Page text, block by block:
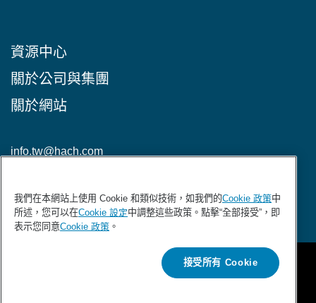
資源中心
關於公司與集團
關於網站
info.tw@hach.com
我們在本網站上使用 Cookie 和類似技術，如我們的Cookie 政策中
所述，您可以在Cookie 設定中調整這些政策。點擊“全部接受”，即
表示您同意Cookie 政策 。
接受所有 Cookie